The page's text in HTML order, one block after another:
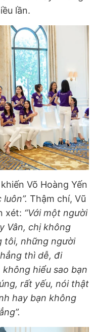
lần.
Võ Hoàng Yến
Thậm chí, Vũ
xét: “Với một người
Vân, chị không
tôi, những người
thì dễ, đi
hiểu sao bạn
rất yếu, nói thật
hay bạn không